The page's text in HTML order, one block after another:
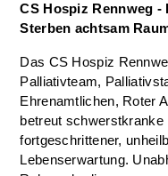
CS Hospiz Rennweg
Sterben achtsam
Das CS Hospiz
Palliativteam,
Ehrenamtlichen, Roter
betreut
fortgeschrittener,
Lebenserwartung.